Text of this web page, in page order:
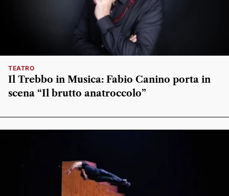
TEATRO
Il Trebbo in Musica: Fabio Canino porta in
scena “Il brutto anatroccolo”